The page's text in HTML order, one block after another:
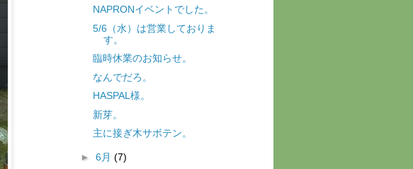
NAPRONイベントでした。
5/6（水）は営業しておりま
す。
臨時休業のお知らせ。
なんでだろ。
HASPAL様。
新芽。
主に接ぎ木サボテン。
► 6月 (7)